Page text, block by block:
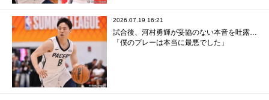
2026.07.19 16:21
試合後、河村勇輝が妥協のない本音を吐露…
「僕のプレーは本当に最悪でした」